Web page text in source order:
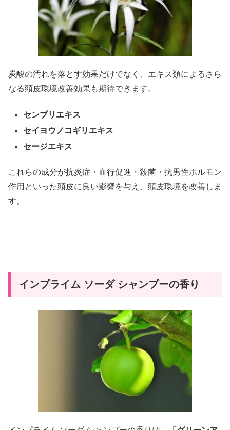
炭酸の汚れを落とす効果だけでなく、エキス類によるさら
なる頭皮環境改善効果も期待できます。
センブリエキス
セイヨウノコギリエキス
セージエキス
これらの成分が抗炎症・血行促進・殺菌・抗男性ホルモン
作用といった頭皮に良い影響を与え、頭皮環境を改善しま
す。
インプライム ソーダ シャンプーの香り